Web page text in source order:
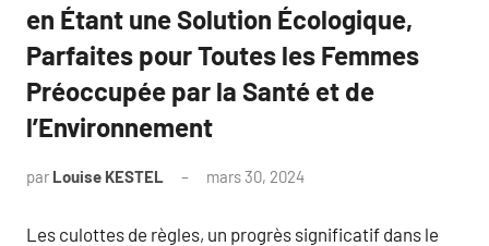
en Étant une Solution Écologique,
Parfaites pour Toutes les Femmes
Préoccupée par la Santé et de
l’Environnement
par Louise KESTEL mars 30, 2024
Les culottes de règles, un progrès significatif dans le